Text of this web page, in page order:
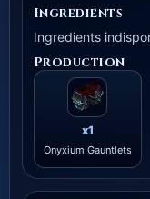
Ingredients
Ingredients
Production
x1
Onyxium Gauntlets